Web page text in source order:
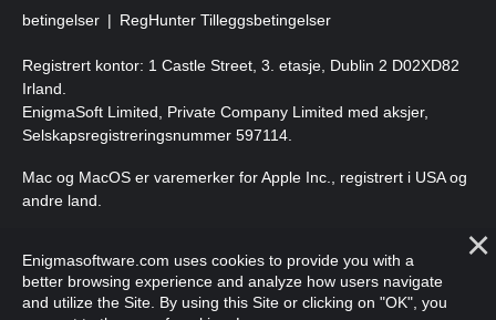
betingelser
RegHunter Tilleggsbetingelser
Registrert kontor: 1 Castle Street, 3. etasje, Dublin 2 D02XD82
Irland.
EnigmaSoft Limited, Private Company Limited med aksjer,
Selskapsregistreringsnummer 597114.
Mac og MacOS er varemerker for Apple Inc., registrert i USA og
andre land.
forbeholdt.
Enigmasoftware.com uses cookies to provide you with a
better browsing experience and analyze how users navigate
and utilize the Site. By using this Site or clicking on "OK", you